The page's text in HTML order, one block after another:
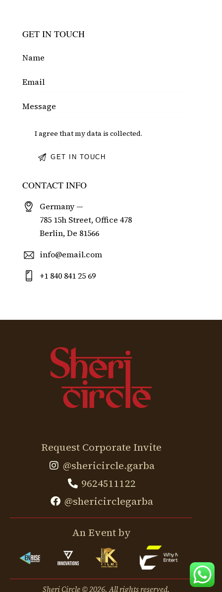
GET IN TOUCH
I agree that my data iscollected.
CONTACT INFO
Germany —
785 15h Street, Office 478
Berlin, De 81566
info@email.com
+1 840 841 25 69
Request Corporate Invite
@shericircle.garba
9624511122
@shericirclegarba
An Event by
Sheri Circle © 2026. All rights reserved.